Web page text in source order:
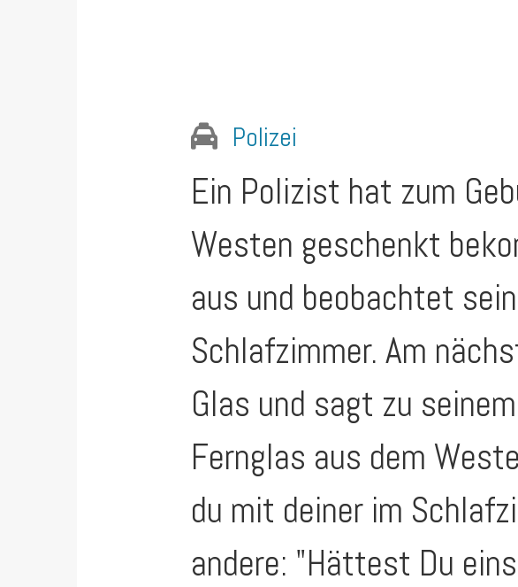
Polizei
Ein Polizist hat zum
Westen geschenkt
aus und beobachtet
Schlafzimmer. Am
Glas und sagt zu
Fernglas aus dem
du mit deiner im
andere: "Hättest Du